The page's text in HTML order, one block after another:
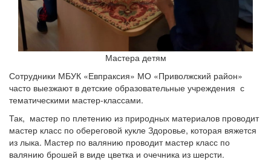
Мастера детям
Сотрудники МБУК «Евпраксия» МО «Приволжский район»
часто выезжают в детские образовательные учреждения с
тематическими мастер-классами.
Так, мастер по плетению из природных материалов проводит
мастер класс по обереговой кукле Здоровье, которая вяжется
из лыка. Мастер по валянию проводит мастер класс по
валянию брошей в виде цветка и очечника из шерсти.